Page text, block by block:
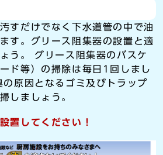
すだけでなく下水道管の中で油
す。グリース阻集器の設置と適
う。 グリース阻集器のバスケ
ド等）の掃除は毎日1回しまし
の原因となるゴミ及びトラップ
しましょう。
置してください！